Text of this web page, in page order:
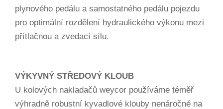
plynového pedálu a samostatného pedálu pojezdu
pro optimální rozdělení hydraulického výkonu mezi
přítlačnou a zvedací sílu.
VÝKYVNÝ STŘEDOVÝ KLOUB
U kolových nakladačů weycor používáme téměř
výhradně robustní kyvadlové klouby nenáročné na